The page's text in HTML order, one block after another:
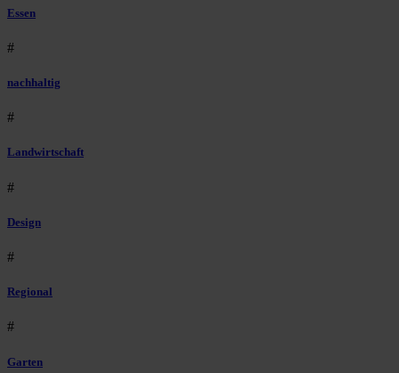
Essen
#
nachhaltig
#
Landwirtschaft
#
Design
#
Regional
#
Garten